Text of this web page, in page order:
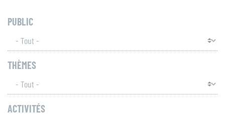
recherchez-
?
PUBLIC
THÈMES
ACTIVITÉS